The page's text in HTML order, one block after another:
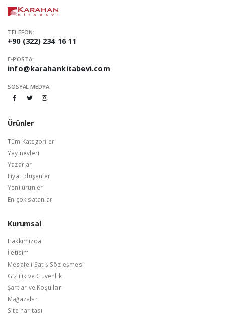
TELEFON:
+90 (322) 234 16 11
E-POSTA:
info@karahankitabevi.com
SOSYAL MEDYA
Ürünler
Tüm Kategoriler
Yayınevleri
Yazarlar
Fiyatı düşenler
Yeni ürünler
En çok satanlar
Kurumsal
Hakkımızda
İletisim
Mesafeli Satış Sözleşmesi
Gizlilik ve Güvenlik
Şartlar ve Koşullar
Mağazalar
Site haritası